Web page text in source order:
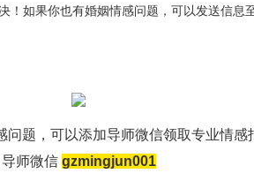
！ 如果你也有婚姻情感问题，可以发送信息
问题，可以添加导师微信领取专业情感
导师微信 gzmingjun001